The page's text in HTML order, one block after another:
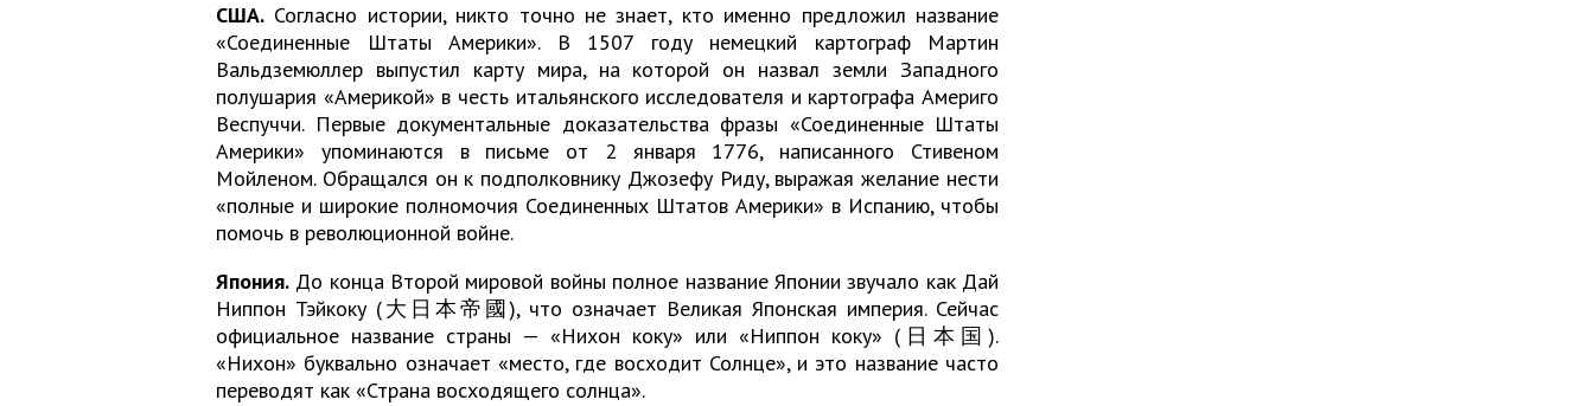
США. Согласно истории, никто точно не знает, кто именно предложил название
«Соединенные Штаты Америки». В 1507 году немецкий картограф Мартин
Вальдземюллер выпустил карту мира, на которой он назвал земли Западного
полушария «Америкой» в честь итальянского исследователя и картографа Америго
Веспуччи. Первые документальные доказательства фразы «Соединенные Штаты
Америки» упоминаются в письме от 2 января 1776, написанного Стивеном
Мойленом. Обращался он к подполковнику Джозефу Риду, выражая желание нести
«полные и широкие полномочия Соединенных Штатов Америки» в Испанию, чтобы
помочь в революционной войне.
Япония. До конца Второй мировой войны полное название Японии звучало как Дай
Ниппон Тэйкоку (大日本帝國), что означает Великая Японская империя. Сейчас
официальное название страны — «Нихон коку» или «Ниппон коку» (日本国).
«Нихон» буквально означает «место, где восходит Солнце», и это название часто
переводят как «Страна восходящего солнца».